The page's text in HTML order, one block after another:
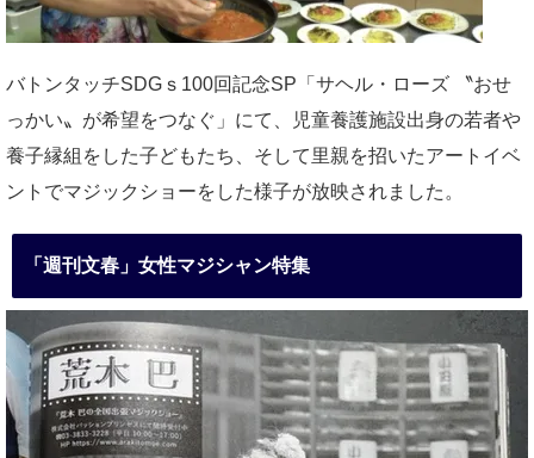
バトンタッチSDGｓ100回記念SP「サヘル・ローズ 〝おせ
っかい〟が希望をつなぐ」にて、児童養護施設出身の若者や
養子縁組をした子どもたち、そして里親を招いたアートイベ
ントでマジックショーをした様子が放映されました。
「週刊文春」女性マジシャン特集